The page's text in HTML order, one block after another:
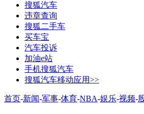
搜狐汽车
违章查询
搜狐二手车
买车宝
汽车投诉
加油e站
手机搜狐汽车
搜狐汽车移动应用>>
首页-新闻-军事-体育-NBA-娱乐-视频-